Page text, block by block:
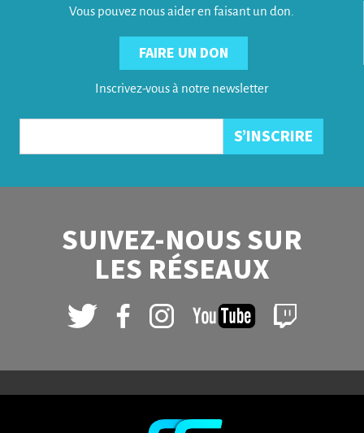
Vous pouvez nous aider en faisant un don.
FAIRE UN DON
Inscrivez-vous à notre newsletter
SUIVEZ-NOUS SUR
LES RÉSEAUX